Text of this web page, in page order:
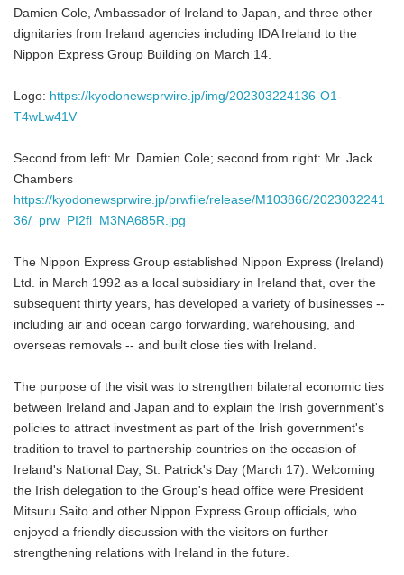
Damien Cole, Ambassador of Ireland to Japan, and three other
dignitaries from Ireland agencies including IDA Ireland to the
Nippon Express Group Building on March 14.
Logo: https://kyodonewsprwire.jp/img/202303224136-O1-
T4wLw41V
Second from left: Mr. Damien Cole; second from right: Mr. Jack
Chambers
https://kyodonewsprwire.jp/prwfile/release/M103866/2023032241
36/_prw_PI2fl_M3NA685R.jpg
The Nippon Express Group established Nippon Express (Ireland)
Ltd. in March 1992 as a local subsidiary in Ireland that, over the
subsequent thirty years, has developed a variety of businesses --
including air and ocean cargo forwarding, warehousing, and
overseas removals -- and built close ties with Ireland.
The purpose of the visit was to strengthen bilateral economic ties
between Ireland and Japan and to explain the Irish government's
policies to attract investment as part of the Irish government's
tradition to travel to partnership countries on the occasion of
Ireland's National Day, St. Patrick's Day (March 17). Welcoming
the Irish delegation to the Group's head office were President
Mitsuru Saito and other Nippon Express Group officials, who
enjoyed a friendly discussion with the visitors on further
strengthening relations with Ireland in the future.